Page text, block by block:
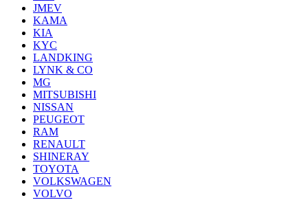
JMEV
KAMA
KIA
KYC
LANDKING
LYNK & CO
MG
MITSUBISHI
NISSAN
PEUGEOT
RAM
RENAULT
SHINERAY
TOYOTA
VOLKSWAGEN
VOLVO